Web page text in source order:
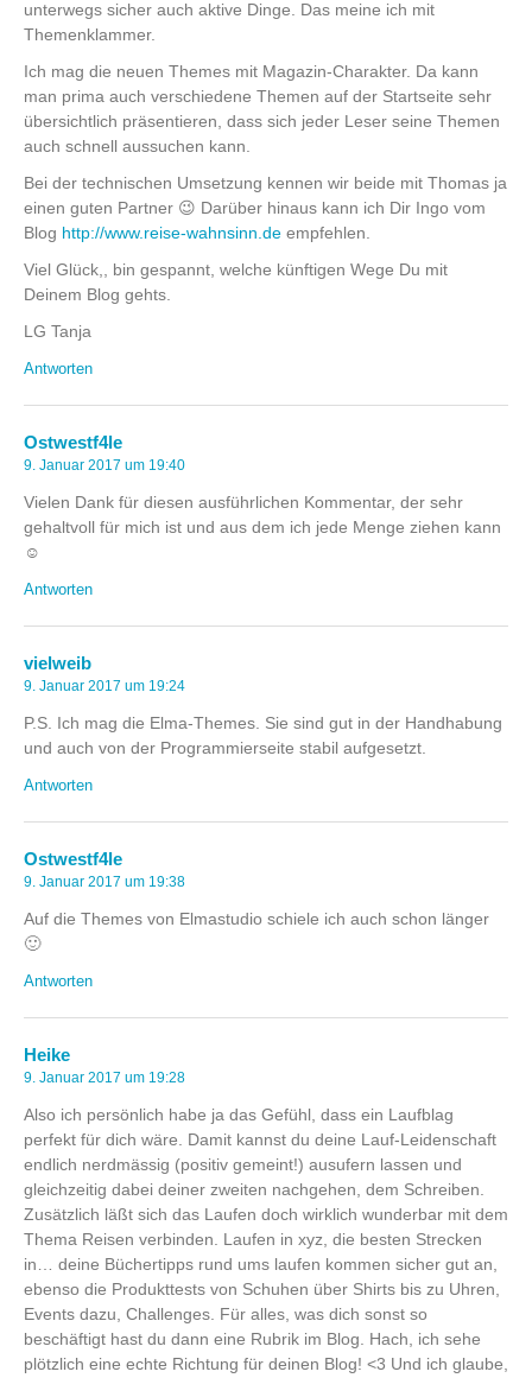
unterwegs sicher auch aktive Dinge. Das meine ich mit
Themenklammer.
Ich mag die neuen Themes mit Magazin-Charakter. Da kann
man prima auch verschiedene Themen auf der Startseite sehr
übersichtlich präsentieren, dass sich jeder Leser seine Themen
auch schnell aussuchen kann.
Bei der technischen Umsetzung kennen wir beide mit Thomas ja
einen guten Partner 😉 Darüber hinaus kann ich Dir Ingo vom
Blog http://www.reise-wahnsinn.de empfehlen.
Viel Glück,, bin gespannt, welche künftigen Wege Du mit
Deinem Blog gehts.
LG Tanja
Antworten
Ostwestf4le
9. Januar 2017 um 19:40
Vielen Dank für diesen ausführlichen Kommentar, der sehr
gehaltvoll für mich ist und aus dem ich jede Menge ziehen kann
☺️
Antworten
vielweib
9. Januar 2017 um 19:24
P.S. Ich mag die Elma-Themes. Sie sind gut in der Handhabung
und auch von der Programmierseite stabil aufgesetzt.
Antworten
Ostwestf4le
9. Januar 2017 um 19:38
Auf die Themes von Elmastudio schiele ich auch schon länger
🙂
Antworten
Heike
9. Januar 2017 um 19:28
Also ich persönlich habe ja das Gefühl, dass ein Laufblag
perfekt für dich wäre. Damit kannst du deine Lauf-Leidenschaft
endlich nerdmässig (positiv gemeint!) ausufern lassen und
gleichzeitig dabei deiner zweiten nachgehen, dem Schreiben.
Zusätzlich läßt sich das Laufen doch wirklich wunderbar mit dem
Thema Reisen verbinden. Laufen in xyz, die besten Strecken
in… deine Büchertipps rund ums laufen kommen sicher gut an,
ebenso die Produkttests von Schuhen über Shirts bis zu Uhren,
Events dazu, Challenges. Für alles, was dich sonst so
beschäftigt hast du dann eine Rubrik im Blog. Hach, ich sehe
plötzlich eine echte Richtung für deinen Blog! <3 Und ich glaube,